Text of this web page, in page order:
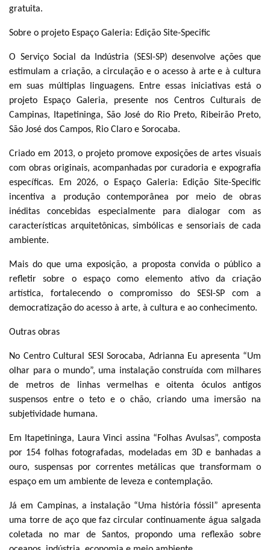
gratuita.
Sobre o projeto Espaço Galeria: Edição Site-Specific
O Serviço Social da Indústria (SESI-SP) desenvolve ações que
estimulam a criação, a circulação e o acesso à arte e à cultura
em suas múltiplas linguagens. Entre essas iniciativas está o
projeto Espaço Galeria, presente nos Centros Culturais de
Campinas, Itapetininga, São José do Rio Preto, Ribeirão Preto,
São José dos Campos, Rio Claro e Sorocaba.
Criado em 2013, o projeto promove exposições de artes visuais
com obras originais, acompanhadas por curadoria e expografia
específicas. Em 2026, o Espaço Galeria: Edição Site-Specific
incentiva a produção contemporânea por meio de obras
inéditas concebidas especialmente para dialogar com as
características arquitetônicas, simbólicas e sensoriais de cada
ambiente.
Mais do que uma exposição, a proposta convida o público a
refletir sobre o espaço como elemento ativo da criação
artística, fortalecendo o compromisso do SESI-SP com a
democratização do acesso à arte, à cultura e ao conhecimento.
Outras obras
No Centro Cultural SESI Sorocaba, Adrianna Eu apresenta “Um
olhar para o mundo”, uma instalação construída com milhares
de metros de linhas vermelhas e oitenta óculos antigos
suspensos entre o teto e o chão, criando uma imersão na
subjetividade humana.
Em Itapetininga, Laura Vinci assina “Folhas Avulsas”, composta
por 154 folhas fotografadas, modeladas em 3D e banhadas a
ouro, suspensas por correntes metálicas que transformam o
espaço em um ambiente de leveza e contemplação.
Já em Campinas, a instalação “Uma história fóssil” apresenta
uma torre de aço que faz circular continuamente água salgada
coletada no mar de Santos, propondo uma reflexão sobre